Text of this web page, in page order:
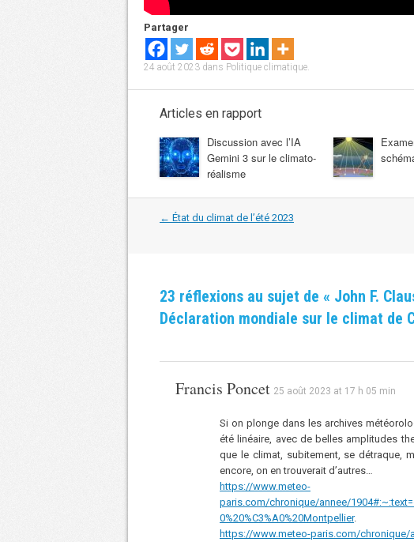
Partager
24 août 2023 dans Politique climatique
Articles en rapport
Discussion avec l’IA
Gemini 3 sur le climato-
réalisme
Navigation
dans
← État du climat de l’été 2023
23 réflexions au sujet de « John F.
Déclaration mondiale sur le climat de
Francis Poncet 25 août 2023 at 17 h 05 min
Si on plonge dans les archives
été linéaire, avec de belles amplitudes
que le climat, subitement, se détraque,
encore, on en trouverait d’autres…
https://www.meteo-
paris.com/chronique/annee/
0%20%C3%A0%20Montpellier.
https://www.meteo-paris.com/chronique/